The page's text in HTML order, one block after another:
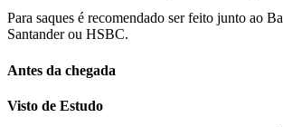
Para saques é recomendado ser feito junto ao
Santander ou HSBC.
Antes da chegada
Visto de Estudo